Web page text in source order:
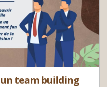
un team building